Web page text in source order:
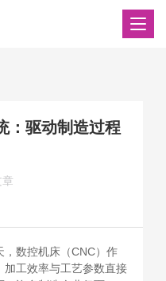
：驱动制造过程
，数控机床（CNC）作
加工效率与工艺参数直接